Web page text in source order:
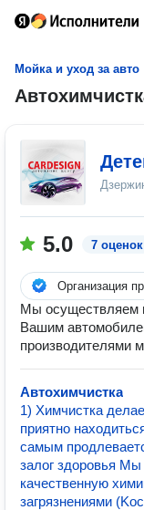
Мойка и уход за авто
5.0 7 оценок
Организация
Мы осуществляем
Вашим
производителями
Автохимчистка
1) Химчистка
приятно
самым
залог здоровья
качественную
загрязнениями